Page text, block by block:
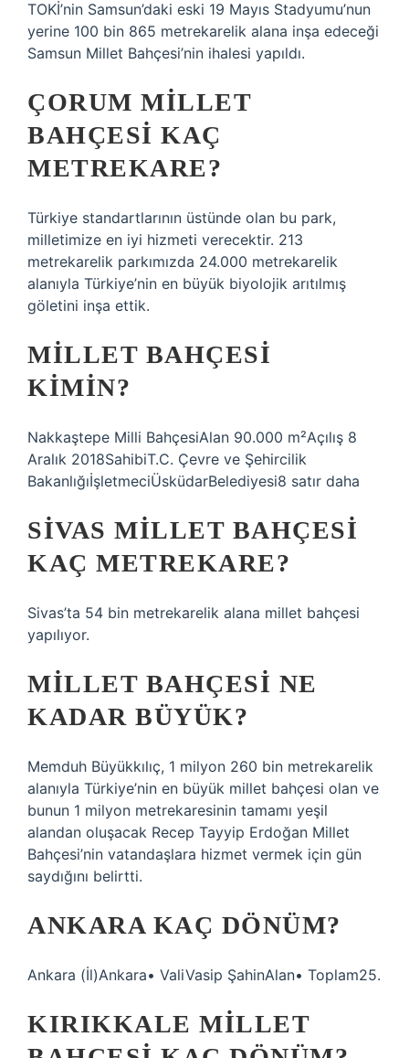
TOKİ’nin Samsun’daki eski 19 Mayıs Stadyumu’nun
yerine 100 bin 865 metrekarelik alana inşa edeceği
Samsun Millet Bahçesi’nin ihalesi yapıldı.
ÇORUM MILLET
BAHÇESI KAÇ
METREKARE?
Türkiye standartlarının üstünde olan bu park,
milletimize en iyi hizmeti verecektir. 213
metrekarelik parkımızda 24.000 metrekarelik
alanıyla Türkiye’nin en büyük biyolojik arıtılmış
göletini inşa ettik.
MILLET BAHÇESI
KIMIN?
Nakkaştepe Milli BahçesiAlan 90.000 m²Açılış 8
Aralık 2018SahibiT.C. Çevre ve Şehircilik
BakanlığıİşletmeciÜsküdarBelediyesi8 satır daha
SIVAS MILLET BAHÇESI
KAÇ METREKARE?
Sivas’ta 54 bin metrekarelik alana millet bahçesi
yapılıyor.
MILLET BAHÇESI NE
KADAR BÜYÜK?
Memduh Büyükkılıç, 1 milyon 260 bin metrekarelik
alanıyla Türkiye’nin en büyük millet bahçesi olan ve
bunun 1 milyon metrekaresinin tamamı yeşil
alandan oluşacak Recep Tayyip Erdoğan Millet
Bahçesi’nin vatandaşlara hizmet vermek için gün
saydığını belirtti.
ANKARA KAÇ DÖNÜM?
Ankara (İl)Ankara• ValiVasip ŞahinAlan• Toplam25.
KIRIKKALE MILLET